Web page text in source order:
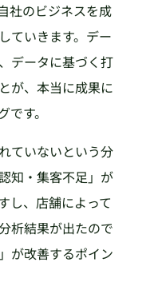
社のビジネスを成
ていきます。デー
データに基づく打
が、本当に成果に
す。
ていないという分
知・集客不足」が
し、店舗によって
析結果が出たので
が改善するポイン